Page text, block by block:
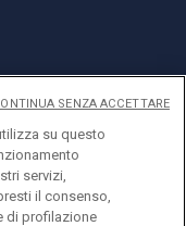
su questo
servizi,
il consenso,
di profilazione
SENZA ACCETTARE